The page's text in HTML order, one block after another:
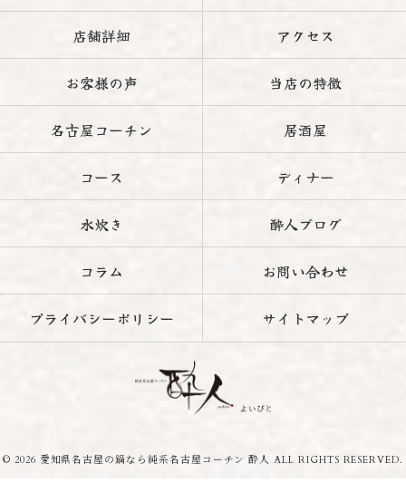
店舗詳細 アクセス
お客様の声 当店の特徴
名古屋コーチン 居酒屋
コース ディナー
水炊き 酔人ブログ
コラム お問い合わせ
プライバシーポリシー サイトマップ
© 2026 愛知県名古屋の鍋なら純系名古屋コーチン 酔人 ALL RIGHTS RESERVED.